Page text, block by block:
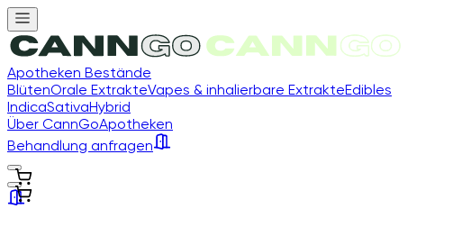
Apotheken Bestände
BlütenOrale ExtrakteVapes & inhalierbare ExtrakteEdibles
IndicaSativaHybrid
Über CannGoApotheken
Behandlung anfragen